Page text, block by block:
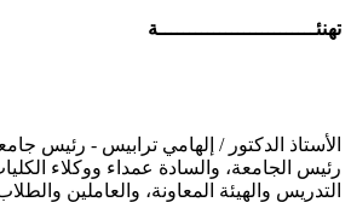
تهنئــــــــــــــــــــــــــة